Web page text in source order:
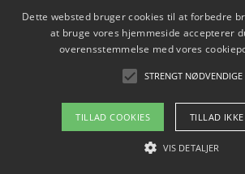
Copyright 2026 - Pilanto
Om / kontakt
Blog
Dette websted bruger cookies til at forbedre
at bruge vores hjemmeside accepterer
overensstemmelse med vores
STRENGT NØDVENDIGE
TILLAD COOKIES TILLAD
VIS DETALJER